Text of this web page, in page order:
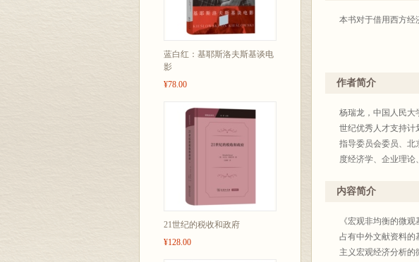
蓝白红：基耶斯洛夫斯基谈电
影
¥78.00
21世纪的税收和政府
¥128.00
本书对于借用西方经
作者简介
杨瑞龙，中国人民大
世纪优秀人才支持计
指导委员会委员、北
度经济学、企业理论
内容简介
《宏观非均衡的微
占有中外文献资料的
主义宏观经济分析